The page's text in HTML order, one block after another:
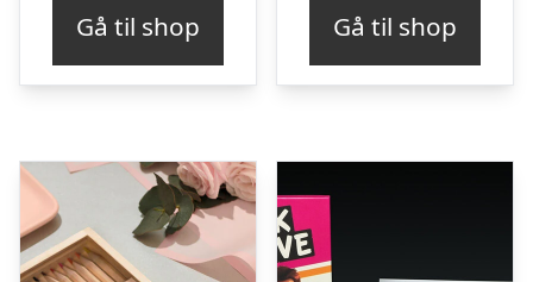
Gå til shop Gå til shop